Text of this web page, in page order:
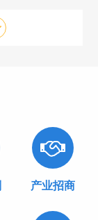
产业招商